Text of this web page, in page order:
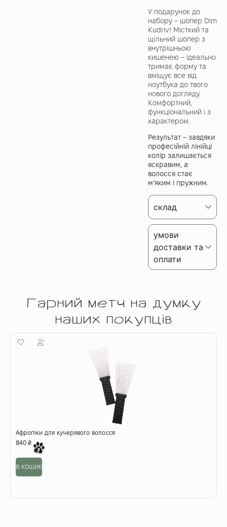
У подарунок до
набору – шопер Dim
Kudriv! Місткий та
щільний шопер з
внутрішньою
кишенею – ідеально
тримає форму та
вміщує все від
ноутбука до твого
нового догляду.
Комфортний,
функціональний і з
характером.
Результат – завдяки
професійній лінійці
колір залишається
яскравим, а
волосся стає
м’яким і пружним.
склад
умови
доставки та
оплати
Гарний метч на думку
наших покупців
Афропіки для кучерявого волосся
840 ₴
в кошик